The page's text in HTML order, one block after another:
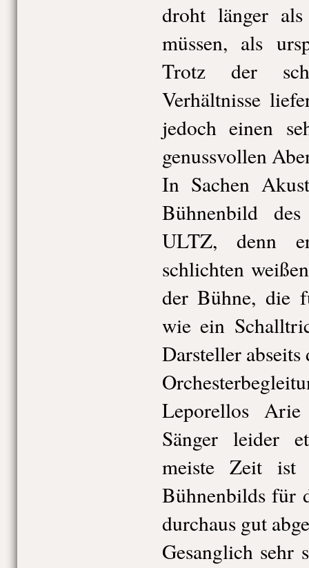
droht länger
müssen, als
Trotz der
Verhältnisse
jedoch einen
genussvollen
In Sachen
Bühnenbild
ULTZ, denn
schlichten
der Bühne, die
wie ein
Darsteller
Leporellos
Sänger leider
meiste Zeit ist
Bühnenbilds für
durchaus gut
Gesanglich sehr